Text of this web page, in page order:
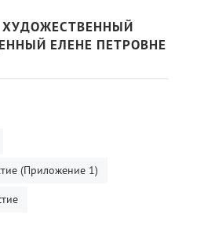
ЕЛЕНЕ ПЕТРОВНЕ
(Приложение 1)